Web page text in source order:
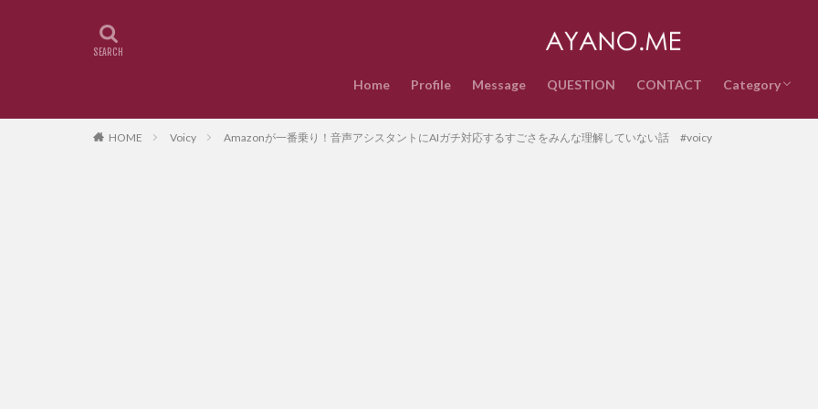
Home Profile Message QUESTION CONTACT Category
音楽
インターネッ
テクノロジー
ライフスタイ
政治経済
時事ネタ
エンタメ・ス
雑記
QUESTION
HOME Voicy Amazonが一番乗り！音声アシスタントにAIガチ対応するすごさをみんな理解していない話 #voicy